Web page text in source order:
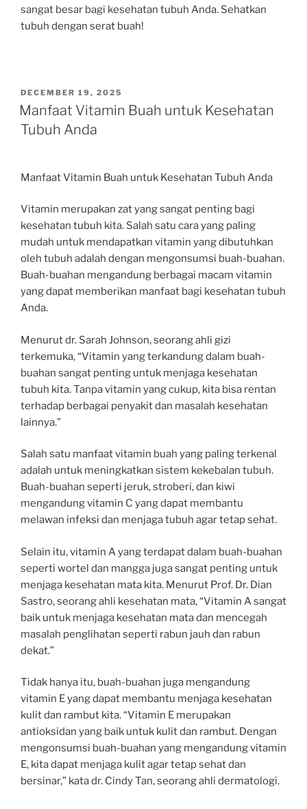
sangat besar bagi kesehatan tubuh Anda. Sehatkan
tubuh dengan serat buah!
POSTED
ON
DECEMBER 19, 2025
Manfaat Vitamin Buah untuk Kesehatan
Tubuh Anda
Manfaat Vitamin Buah untuk Kesehatan Tubuh Anda
Vitamin merupakan zat yang sangat penting bagi
kesehatan tubuh kita. Salah satu cara yang paling
mudah untuk mendapatkan vitamin yang dibutuhkan
oleh tubuh adalah dengan mengonsumsi buah-buahan.
Buah-buahan mengandung berbagai macam vitamin
yang dapat memberikan manfaat bagi kesehatan tubuh
Anda.
Menurut dr. Sarah Johnson, seorang ahli gizi
terkemuka, “Vitamin yang terkandung dalam buah-
buahan sangat penting untuk menjaga kesehatan
tubuh kita. Tanpa vitamin yang cukup, kita bisa rentan
terhadap berbagai penyakit dan masalah kesehatan
lainnya.”
Salah satu manfaat vitamin buah yang paling terkenal
adalah untuk meningkatkan sistem kekebalan tubuh.
Buah-buahan seperti jeruk, stroberi, dan kiwi
mengandung vitamin C yang dapat membantu
melawan infeksi dan menjaga tubuh agar tetap sehat.
Selain itu, vitamin A yang terdapat dalam buah-buahan
seperti wortel dan mangga juga sangat penting untuk
menjaga kesehatan mata kita. Menurut Prof. Dr. Dian
Sastro, seorang ahli kesehatan mata, “Vitamin A sangat
baik untuk menjaga kesehatan mata dan mencegah
masalah penglihatan seperti rabun jauh dan rabun
dekat.”
Tidak hanya itu, buah-buahan juga mengandung
vitamin E yang dapat membantu menjaga kesehatan
kulit dan rambut kita. “Vitamin E merupakan
antioksidan yang baik untuk kulit dan rambut. Dengan
mengonsumsi buah-buahan yang mengandung vitamin
E, kita dapat menjaga kulit agar tetap sehat dan
bersinar,” kata dr. Cindy Tan, seorang ahli dermatologi.